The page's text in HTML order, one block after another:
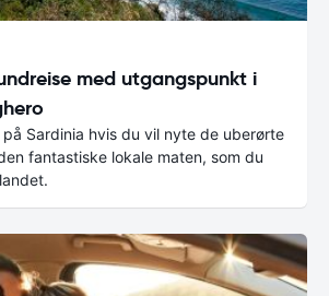
med utgangspunkt i
Sardinia hvis du vil nyte de uberørte
fantastiske lokale maten, som du